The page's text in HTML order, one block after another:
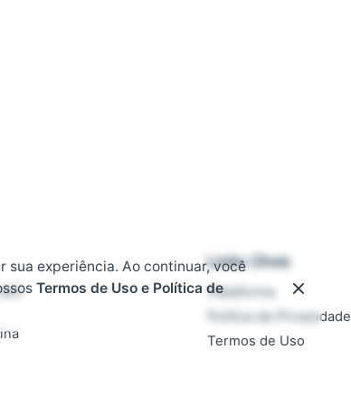
Links Úteis
Plataforma
Política de Privacidade
Termos de Uso
sua experiência. Ao continuar, você
Termos de Uso e Política de